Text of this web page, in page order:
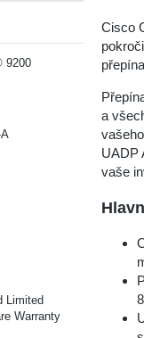
9200
Limited
Warranty
Cisco
a
UADP
vaše